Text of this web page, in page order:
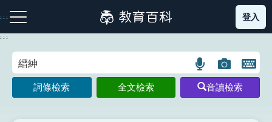
到
主
:::
注音索引圖示 筆畫索引圖示 部首索引表圖示
登入
:::
語
言
搜
圖
片
搜
開
鍵
詞條檢索 全文檢索 音讀檢索